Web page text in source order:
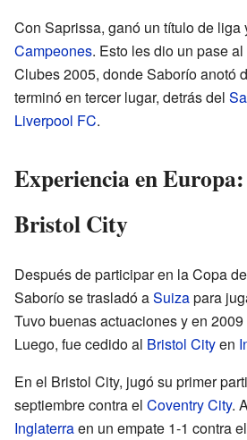
Con Saprissa, ganó un título de liga
Campeones. Esto les dio un pase
Clubes 2005, donde Saborío anotó
terminó en tercer lugar, detrás del
Liverpool FC.
Experiencia en
Bristol City
Después de participar en la Copa
Saborío se trasladó aSuizapara
Tuvo buenas actuaciones y en
Luego, fue cedido al Bristol Cityen
En el Bristol City, jugó su primer
septiembre contra el Coventry City.
Inglaterraen un empate 1-1 contra el